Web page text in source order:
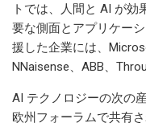
トでは、人間と AI が
要な側面とアプリケー
援した企業には、
NNaisense、ABB、
AI テクノロジーの次の
欧州フォーラムで共有さ